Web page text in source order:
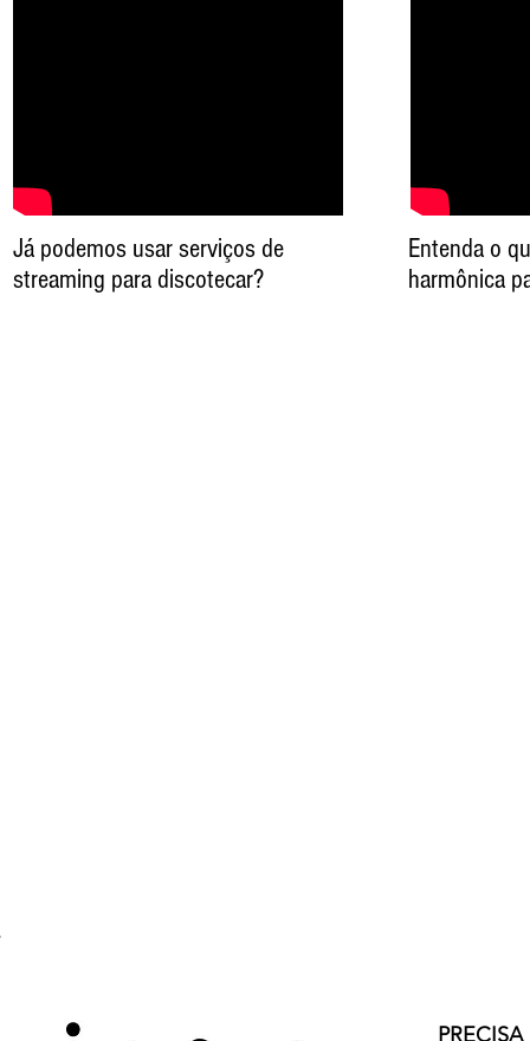
Já podemos usar serviços de
streaming para discotecar?
Entenda o
harmônica